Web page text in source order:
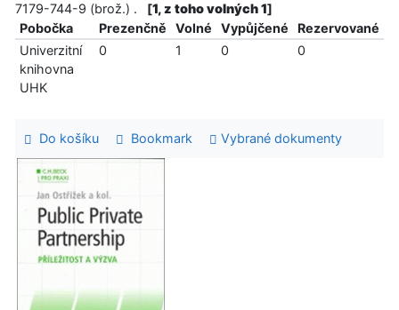
7179-744-9 (brož.) .
[1, z toho volných 1]
Pobočka
Prezenčně Volné Vypůjčené
Rezervované
Univerzitní
knihovna
UHK
0 1 0 0
Do košíku Bookmark Vybrané dokumenty